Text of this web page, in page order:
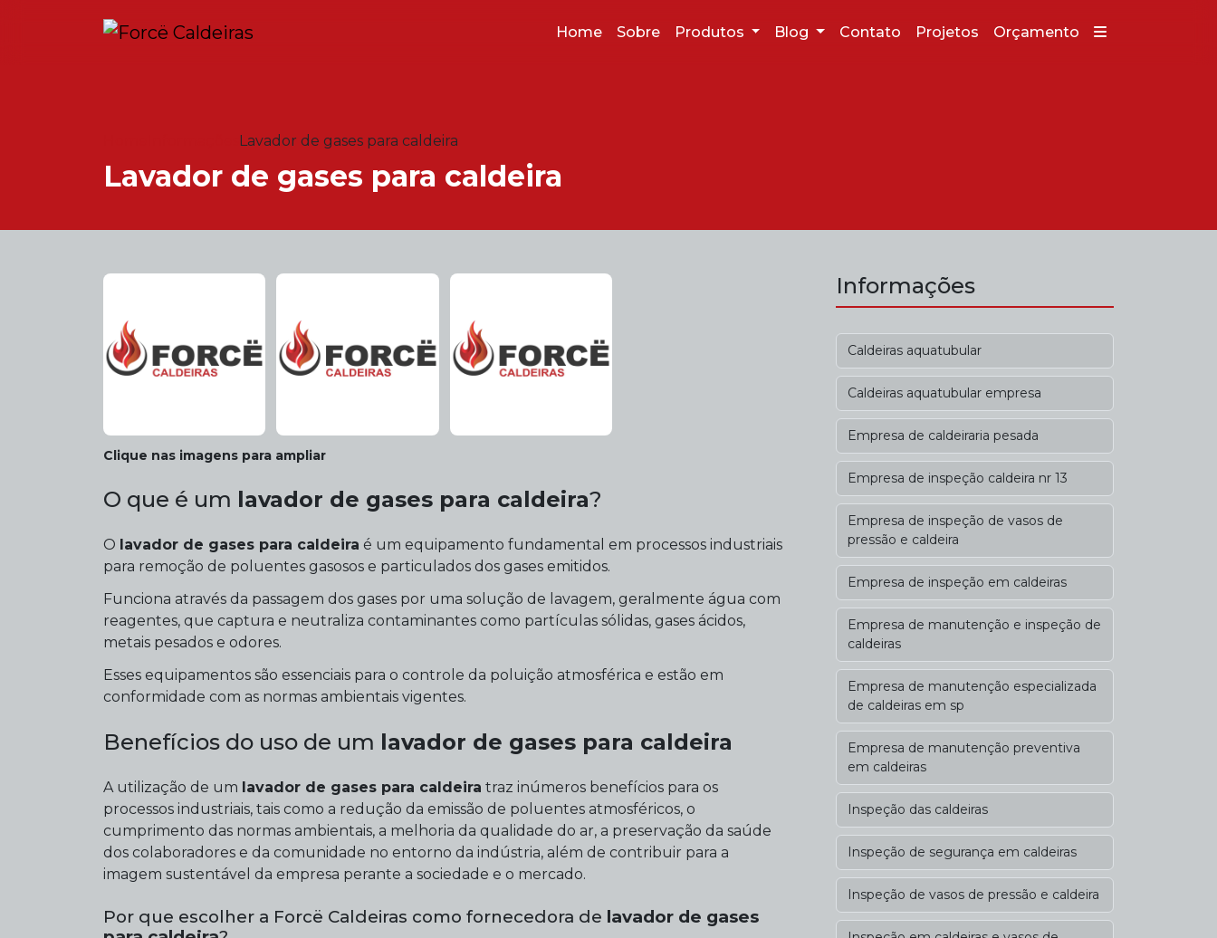
Home Sobre Produtos Blog Contato Projetos Orçamento
Lavador de gases para caldeira
Lavador de gases para caldeira
Clique nas imagens para ampliar
O que é um lavador de gases para caldeira?
O lavador de gases para caldeira é um equipamento fundamental em processos industriais
para remoção de poluentes gasosos e particulados dos gases emitidos.
Funciona através da passagem dos gases por uma solução de lavagem, geralmente água com
reagentes, que captura e neutraliza contaminantes como partículas sólidas, gases ácidos,
metais pesados e odores.
Esses equipamentos são essenciais para o controle da poluição atmosférica e estão em
conformidade com as normas ambientais vigentes.
Benefícios do uso de um lavador de gases para caldeira
A utilização de um lavador de gases para caldeira traz inúmeros benefícios para os
processos industriais, tais como a redução da emissão de poluentes atmosféricos, o
cumprimento das normas ambientais, a melhoria da qualidade do ar, a preservação da saúde
dos colaboradores e da comunidade no entorno da indústria, além de contribuir para a
imagem sustentável da empresa perante a sociedade e o mercado.
Por que escolher a Forcë Caldeiras como fornecedora de lavador de gases
Informações
Caldeiras aquatubular
Caldeiras aquatubular empresa
Empresa de caldeiraria pesada
Empresa de inspeção caldeira nr 13
Empresa de inspeção de vasos de
pressão e caldeira
Empresa de inspeção em caldeiras
Empresa de manutenção e inspeção de
caldeiras
Empresa de manutenção especializada
de caldeiras em sp
Empresa de manutenção preventiva
em caldeiras
Inspeção das caldeiras
Inspeção de segurança em caldeiras
Inspeção de vasos de pressão e caldeira